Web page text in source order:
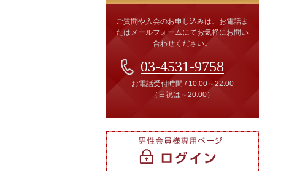
ご質問や入会のお申し込みは、お電話ま
たはメールフォームにてお気軽にお問い
合わせください。
03-4531-9758
お電話受付時間 / 10:00～22:00
（日祝は～20:00）